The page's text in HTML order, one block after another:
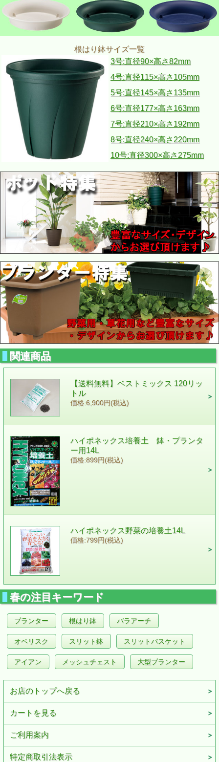
根はり鉢サイズ一覧
3号:直径90×高さ82mm
4号:直径115×高さ105mm
5号:直径145×高さ135mm
6号:直径177×高さ163mm
7号:直径210×高さ192mm
8号:直径240×高さ220mm
10号:直径300×高さ275mm
関連商品
【送料無料】ベストミックス 120リッ
トル
価格:6,900円(税込)
ハイポネックス培養土 鉢・プランタ
ー用14L
価格:899円(税込)
ハイポネックス野菜の培養土14L
価格:799円(税込)
春の注目キーワード
プランター 根はり鉢 バラアーチ
オベリスク スリット鉢 スリットバスケット
アイアン メッシュチェスト 大型プランター
お店のトップへ戻る
カートを見る
ご利用案内
特定商取引法表示